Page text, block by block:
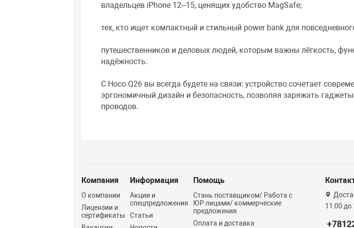
владельцев iPhone 12–15, ценящих удобство MagSafe;
тех, кто ищет компактный и стильный power bank для
путешественников и деловых людей, которым важны лёгкость,
надёжность.
С Hoco Q26 вы всегда будете на связи: устройство сочетает
эргономичный дизайн и безопасность, позволяя заряжать
проводов.
Компания
О компании
Лицензии и
сертификаты
Информация
Акции и
спецпредложения
Статьи
Помощь
Стань поставщиком/ Работа с
ЮР лицами/ коммерческие
предложения
Оплата и доставка
11:00 до